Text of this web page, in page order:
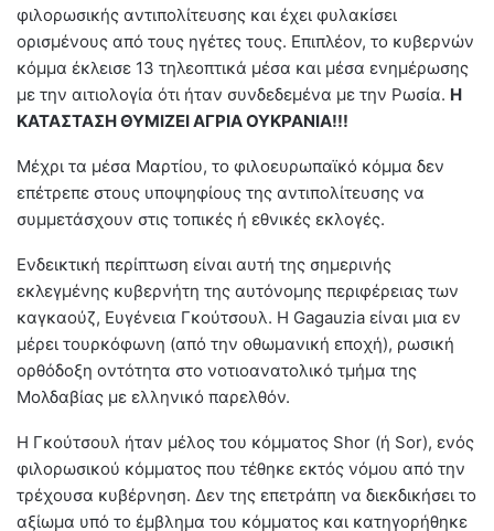
φιλορωσικής αντιπολίτευσης και έχει φυλακίσει
ορισμένους από τους ηγέτες τους. Επιπλέον, το κυβερνών
κόμμα έκλεισε 13 τηλεοπτικά μέσα και μέσα ενημέρωσης
με την αιτιολογία ότι ήταν συνδεδεμένα με την Ρωσία. Η
ΚΑΤΑΣΤΑΣΗ ΘΥΜΙΖΕΙ ΑΓΡΙΑ ΟΥΚΡΑΝΙΑ!!!
Μέχρι τα μέσα Μαρτίου, το φιλοευρωπαϊκό κόμμα δεν
επέτρεπε στους υποψηφίους της αντιπολίτευσης να
συμμετάσχουν στις τοπικές ή εθνικές εκλογές.
Ενδεικτική περίπτωση είναι αυτή της σημερινής
εκλεγμένης κυβερνήτη της αυτόνομης περιφέρειας των
καγκαούζ, Ευγένεια Γκούτσουλ. Η Gagauzia είναι μια εν
μέρει τουρκόφωνη (από την οθωμανική εποχή), ρωσική
ορθόδοξη οντότητα στο νοτιοανατολικό τμήμα της
Μολδαβίας με ελληνικό παρελθόν.
Η Γκούτσουλ ήταν μέλος του κόμματος Shor (ή Sor), ενός
φιλορωσικού κόμματος που τέθηκε εκτός νόμου από την
τρέχουσα κυβέρνηση. Δεν της επετράπη να διεκδικήσει το
αξίωμα υπό το έμβλημα του κόμματος και κατηγορήθηκε